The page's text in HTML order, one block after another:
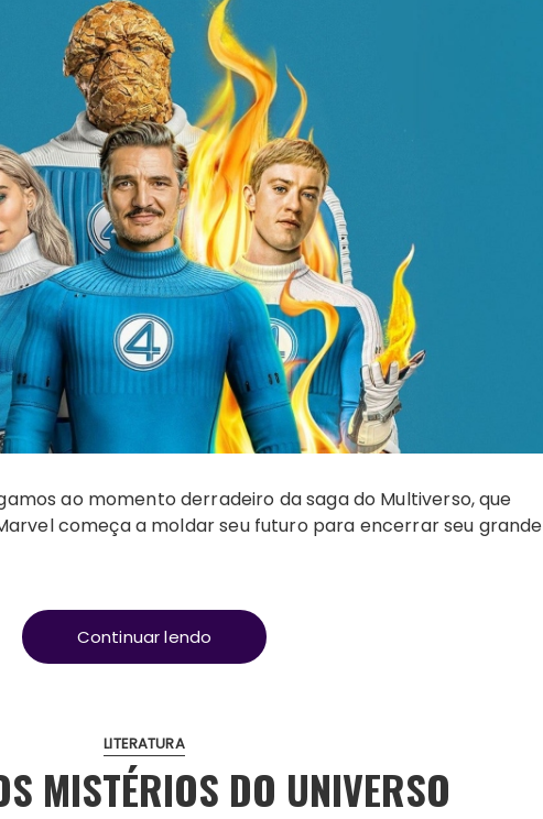
ao momento derradeiro da saga do Multiverso, que
começa a moldar seu futuro para encerrar seu grande
Continuar lendo
LITERATURA
MISTÉRIOS DO UNIVERSO